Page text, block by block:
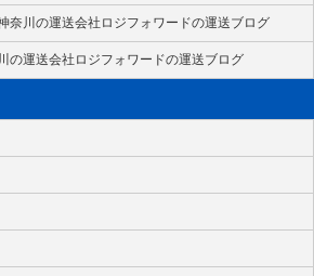
奈川の運送会社ロジフォワードの運送ブログ
の運送会社ロジフォワードの運送ブログ